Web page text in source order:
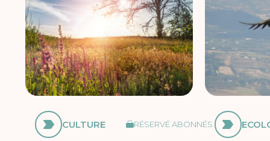
CULTURE RÉSERVÉ ABONNÉS